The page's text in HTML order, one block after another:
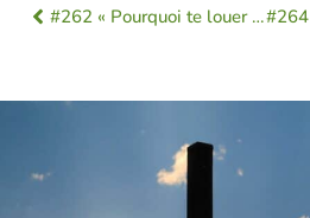
#262 « Pourquoi te louer Seigneur Jésus ? »